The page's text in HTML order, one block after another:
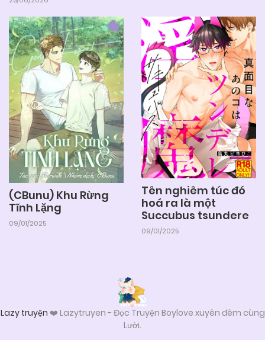
(CBunu) Khu Rừng
Tĩnh Lặng
09/01/2025
Tên nghiêm túc đó
hoá ra là một
Succubus tsundere
09/01/2025
Lazy truyện ❤️ Lazytruyen - Đọc Truyện Boylove xuyên đêm cùng
Lười.